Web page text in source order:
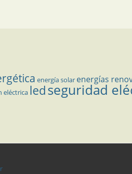
energía solar energías
eléctrica ledseguridad